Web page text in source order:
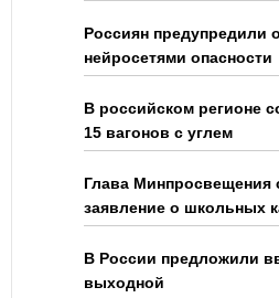
Россиян предупредили
нейросетями опасности
В российском регионе
15 вагонов с углем
Глава Минпросвещения
заявление о школьных
В России предложили
выходной